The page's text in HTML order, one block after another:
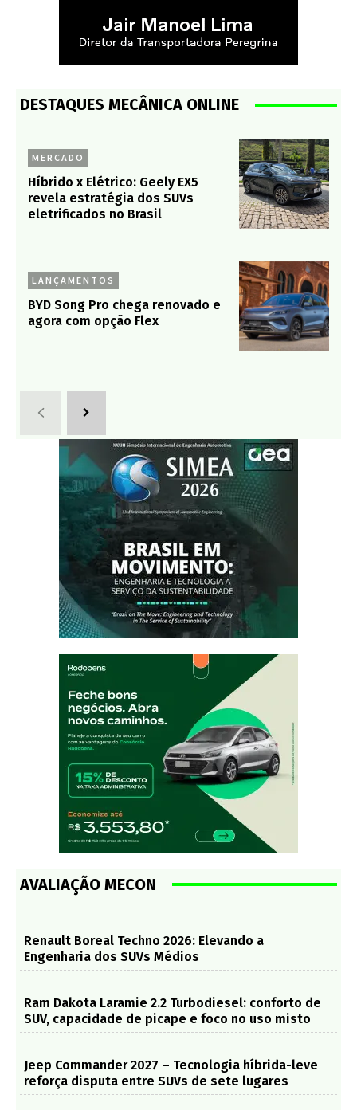
DESTAQUES MECÂNICA ONLINE
MERCADO
Híbrido x Elétrico: Geely EX5
revela estratégia dos SUVs
eletrificados no Brasil
LANÇAMENTOS
BYD Song Pro chega renovado e
agora com opção Flex
AVALIAÇÃO MECON
Renault Boreal Techno 2026: Elevando a
Engenharia dos SUVs Médios
Ram Dakota Laramie 2.2 Turbodiesel: conforto de
SUV, capacidade de picape e foco no uso misto
Jeep Commander 2027 – Tecnologia híbrida-leve
reforça disputa entre SUVs de sete lugares